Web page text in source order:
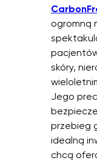
ogromną
skóry,
Jego
przebieg
idealną
chcą